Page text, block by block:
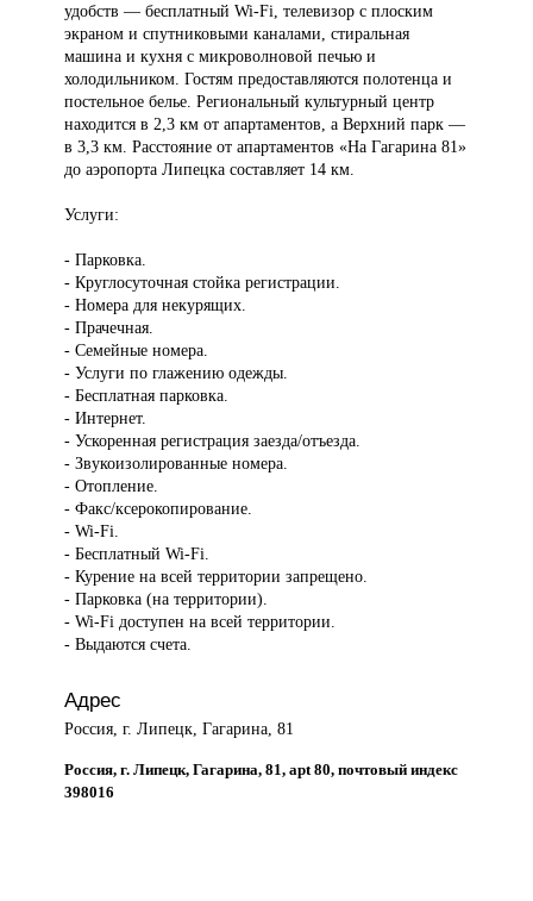
удобств — бесплатный Wi-Fi, телевизор с плоским
экраном и спутниковыми каналами, стиральная
машина и кухня с микроволновой печью и
холодильником. Гостям предоставляются полотенца и
постельное белье. Региональный культурный центр
находится в 2,3 км от апартаментов, а Верхний парк —
в 3,3 км. Расстояние от апартаментов «На Гагарина 81»
до аэропорта Липецка составляет 14 км.
Услуги:
- Парковка.
- Круглосуточная стойка регистрации.
- Номера для некурящих.
- Прачечная.
- Семейные номера.
- Услуги по глажению одежды.
- Бесплатная парковка.
- Интернет.
- Ускоренная регистрация заезда/отъезда.
- Звукоизолированные номера.
- Отопление.
- Факс/ксерокопирование.
- Wi-Fi.
- Бесплатный Wi-Fi.
- Курение на всей территории запрещено.
- Парковка (на территории).
- Wi-Fi доступен на всей территории.
- Выдаются счета.
Адрес
Россия, г. Липецк, Гагарина, 81
Россия, г. Липецк, Гагарина, 81, apt 80, почтовый индекс
398016